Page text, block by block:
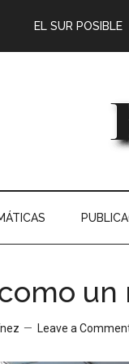
EL SUR POSIBLE
Leave a